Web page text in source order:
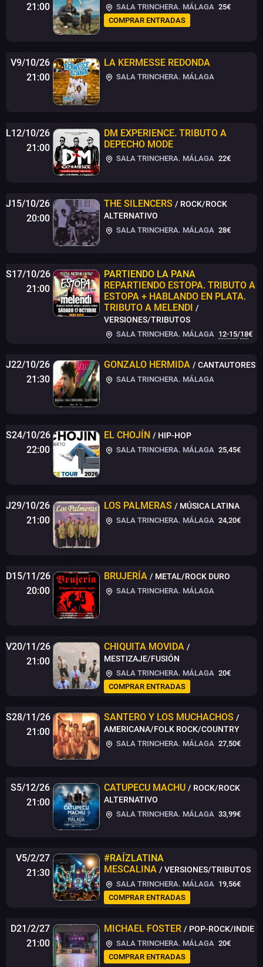
21:00
SALA TRINCHERA. MÁLAGA 25€
COMPRAR ENTRADAS
V9/10/26
21:00
LA KERMESSE REDONDA
SALA TRINCHERA. MÁLAGA
L12/10/26
21:00
DM EXPERIENCE. TRIBUTO A
DEPECHO MODE
SALA TRINCHERA. MÁLAGA 22€
J15/10/26
20:00
THE SILENCERS / ROCK/ROCK
ALTERNATIVO
SALA TRINCHERA. MÁLAGA 28€
S17/10/26
21:00
PARTIENDO LA PANA
REPARTIENDO ESTOPA. TRIBUTO A
ESTOPA + HABLANDO EN PLATA.
TRIBUTO A MELENDI /
VERSIONES/TRIBUTOS
SALA TRINCHERA. MÁLAGA 12-15/18€
J22/10/26
21:30
GONZALO HERMIDA / CANTAUTORES
SALA TRINCHERA. MÁLAGA
S24/10/26
22:00
EL CHOJÍN / HIP-HOP
SALA TRINCHERA. MÁLAGA 25,45€
J29/10/26
21:00
LOS PALMERAS / MÚSICA LATINA
SALA TRINCHERA. MÁLAGA 24,20€
D15/11/26
20:00
BRUJERÍA / METAL/ROCK DURO
SALA TRINCHERA. MÁLAGA
V20/11/26
21:00
CHIQUITA MOVIDA /
MESTIZAJE/FUSIÓN
SALA TRINCHERA. MÁLAGA 20€
COMPRAR ENTRADAS
S28/11/26
21:00
SANTERO Y LOS MUCHACHOS /
AMERICANA/FOLK ROCK/COUNTRY
SALA TRINCHERA. MÁLAGA 27,50€
S5/12/26
21:00
CATUPECU MACHU / ROCK/ROCK
ALTERNATIVO
SALA TRINCHERA. MÁLAGA 33,99€
V5/2/27
21:30
#RAÍZLATINA
MESCALINA / VERSIONES/TRIBUTOS
SALA TRINCHERA. MÁLAGA 19,56€
COMPRAR ENTRADAS
D21/2/27
21:00
MICHAEL FOSTER / POP-ROCK/INDIE
SALA TRINCHERA. MÁLAGA 20€
COMPRAR ENTRADAS